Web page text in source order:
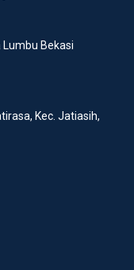
Lumbu Bekasi
Kec. Jatiasih,